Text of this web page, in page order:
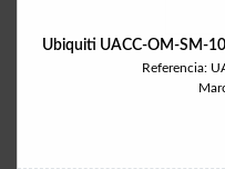
Ubiquiti UACC-OM-SM-
Referencia: